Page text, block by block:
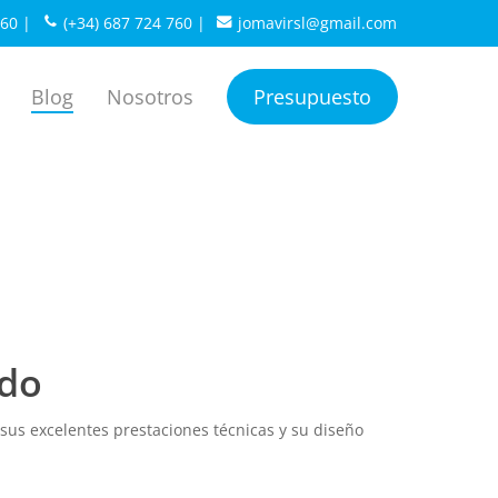
| (+34) 687 724 760 | jomavirsl@gmail.com
Blog Nosotros Presupuesto
excelentes prestaciones técnicas y su diseño